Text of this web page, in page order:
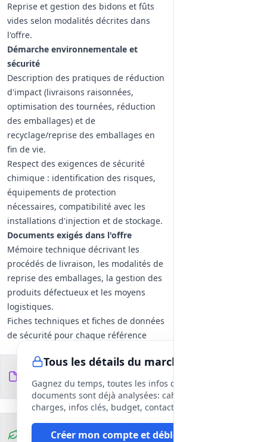
Reprise et gestion des bidons et fûts
vides selon modalités décrites dans
l'offre.
Démarche environnementale et
sécurité
Description des pratiques de réduction
d'impact (livraisons raisonnées,
optimisation des tournées, réduction
des emballages) et de
recyclage/reprise des emballages en
fin de vie.
Respect des exigences de sécurité
chimique : identification des risques,
équipements de protection
nécessaires, compatibilité avec les
installations d'injection et de stockage.
Documents exigés dans l'offre
Mémoire technique décrivant les
procédés de livraison, les modalités de
reprise des emballages, la gestion des
produits défectueux et les moyens
logistiques.
Fiches techniques et fiches de données
de sécurité pour chaque référence
conditionnements et des durées de
conservation.
Tous les détails du marché
Gagnez du temps, toutes les infos des
documents sont déjà analysées: cahier des
charges, infos clés, budget, contact, etc
Créer mon compte et débloquer
Documents du
DCE
fichiers
Clauses